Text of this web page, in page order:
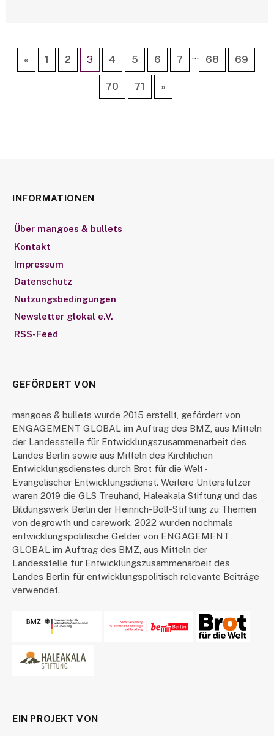
« 1 2 3 4 5 6 7 … 68 69
70 71 »
INFORMATIONEN
Über mangoes & bullets
Kontakt
Impressum
Datenschutz
Nutzungsbedingungen
Newsletter glokal e.V.
RSS-Feed
GEFÖRDERT VON
mangoes & bullets wurde 2015 erstellt, gefördert von
ENGAGEMENT GLOBAL im Auftrag des BMZ, aus Mitteln
der Landesstelle für Entwicklungszusammenarbeit des
Landes Berlin sowie aus Mitteln des Kirchlichen
Entwicklungsdienstes durch Brot für die Welt -
Evangelischer Entwicklungsdienst. Weitere Unterstützer
waren 2019 die GLS Treuhand, Haleakala Stiftung und das
Bildungswerk Berlin der Heinrich-Böll-Stiftung zu Themen
von degrowth und carework. 2022 wurden nochmals
entwicklungspolitische Gelder von ENGAGEMENT
GLOBAL im Auftrag des BMZ, aus Mitteln der
Landesstelle für Entwicklungszusammenarbeit des
Landes Berlin für entwicklungspolitisch relevante Beiträge
verwendet.
EIN PROJEKT VON